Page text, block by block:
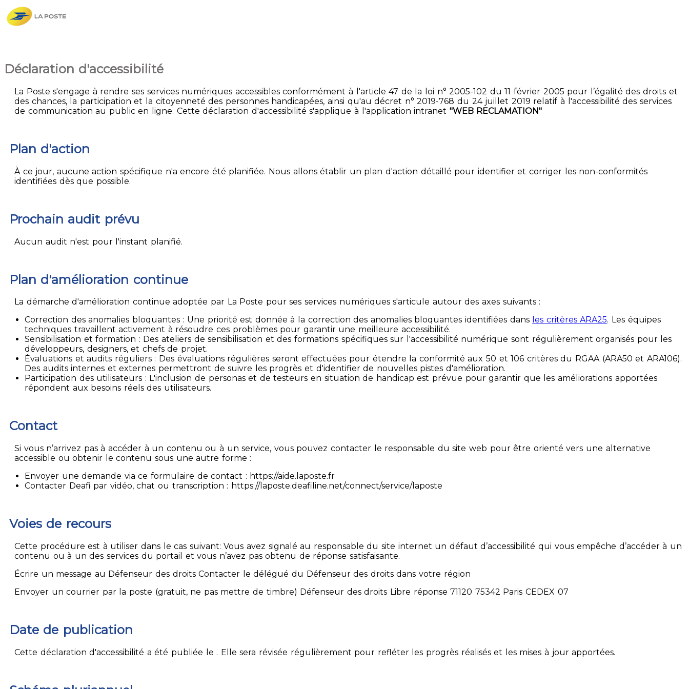
Déclaration d'accessibilité
La Poste s'engage à rendre ses services numériques accessibles conformément à l'article 47 de la loi n° 2005-102 du 11 février 2005 pour l’égalité des droits et
des chances, la participation et la citoyenneté des personnes handicapées, ainsi qu'au décret n° 2019-768 du 24 juillet 2019 relatif à l'accessibilité des services
de communication au public en ligne. Cette déclaration d'accessibilité s'applique à l'application intranet "WEB RECLAMATION"
Plan d'action
À ce jour, aucune action spécifique n'a encore été planifiée. Nous allons établir un plan d'action détaillé pour identifier et corriger les non-conformités
identifiées dès que possible.
Prochain audit prévu
Aucun audit n'est pour l'instant planifié.
Plan d'amélioration continue
La démarche d'amélioration continue adoptée par La Poste pour ses services numériques s'articule autour des axes suivants :
Correction des anomalies bloquantes : Une priorité est donnée à la correction des anomalies bloquantes identifiées dans les critères ARA25. Les équipes
techniques travaillent activement à résoudre ces problèmes pour garantir une meilleure accessibilité.
Sensibilisation et formation : Des ateliers de sensibilisation et des formations spécifiques sur l'accessibilité numérique sont régulièrement organisés pour les
développeurs, designers, et chefs de projet.
Évaluations et audits réguliers : Des évaluations régulières seront effectuées pour étendre la conformité aux 50 et 106 critères du RGAA (ARA50 et ARA106).
Des audits internes et externes permettront de suivre les progrès et d'identifier de nouvelles pistes d'amélioration.
Participation des utilisateurs : L'inclusion de personas et de testeurs en situation de handicap est prévue pour garantir que les améliorations apportées
répondent aux besoins réels des utilisateurs.
Contact
Si vous n’arrivez pas à accéder à un contenu ou à un service, vous pouvez contacter le responsable du site web pour être orienté vers une alternative
accessible ou obtenir le contenu sous une autre forme :
Envoyer une demande via ce formulaire de contact : https://aide.laposte.fr
Contacter Deafi par vidéo, chat ou transcription : https://laposte.deafiline.net/connect/service/laposte
Voies de recours
Cette procédure est à utiliser dans le cas suivant: Vous avez signalé au responsable du site internet un défaut d’accessibilité qui vous empêche d’accéder à un
contenu ou à un des services du portail et vous n’avez pas obtenu de réponse satisfaisante.
Écrire un message au Défenseur des droits Contacter le délégué du Défenseur des droits dans votre région
Envoyer un courrier par la poste (gratuit, ne pas mettre de timbre) Défenseur des droits Libre réponse 71120 75342 Paris CEDEX 07
Date de publication
Cette déclaration d'accessibilité a été publiée le . Elle sera révisée régulièrement pour refléter les progrès réalisés et les mises à jour apportées.